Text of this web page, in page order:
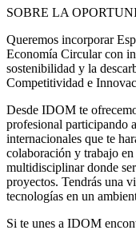
SOBRE LA
Queremos incorporar
Economía Circular con
sostenibilidad y la
Competitividad e
Desde IDOM te
profesional participando
internacionales que te
colaboración y trabajo
multidisciplinar donde
proyectos. Tendrás una
tecnologías en un
Si te unes a IDOM